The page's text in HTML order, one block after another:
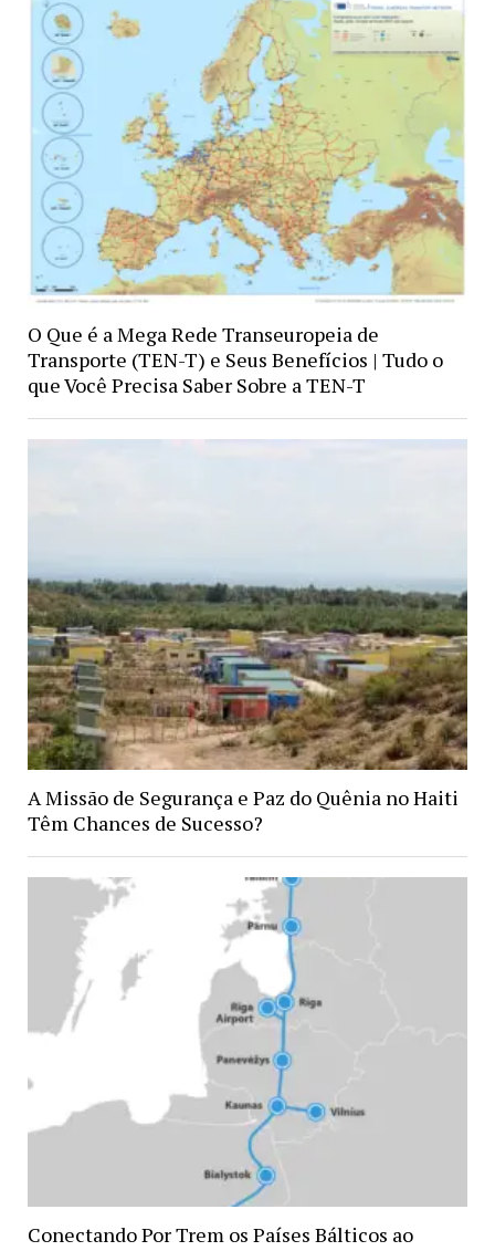
O Que é a Mega Rede Transeuropeia de
Transporte (TEN-T) e Seus Benefícios | Tudo o
que Você Precisa Saber Sobre a TEN-T
A Missão de Segurança e Paz do Quênia no Haiti
Têm Chances de Sucesso?
Conectando Por Trem os Países Bálticos ao